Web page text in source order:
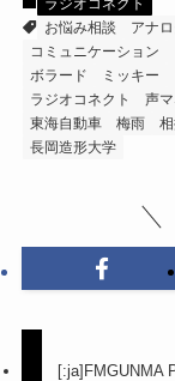
ラジオコネクト
お悩み相談
アナ
コミュニケーション
ボラード
ミッキー
ラジオコネクト
声
東海自動車
梅雨
長岡造形大学
[:ja]FMGUNMA